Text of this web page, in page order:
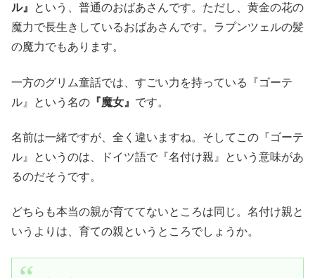
ル』
という、普通のおばあさんです。ただし、黄金の花の
魔力で長生きしているおばあさんです。ラプンツェルの髪
の魔力でもあります。
一方のグリム童話では、すごい力を持っている『ゴーテ
ル』という名の 『魔女』 です。
名前は一緒ですが、全く違いますね。そしてこの『ゴーテ
ル』というのは、ドイツ語で『名付け親』という意味があ
るのだそうです。
どちらも本当の親が育ててないところは同じ。名付け親と
いうよりは、育ての親というところでしょうか。